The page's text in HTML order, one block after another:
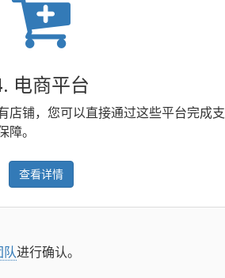
电商平台
店铺，您可以直接通过这些平台完成支
障。
查看详情
队进行确认。